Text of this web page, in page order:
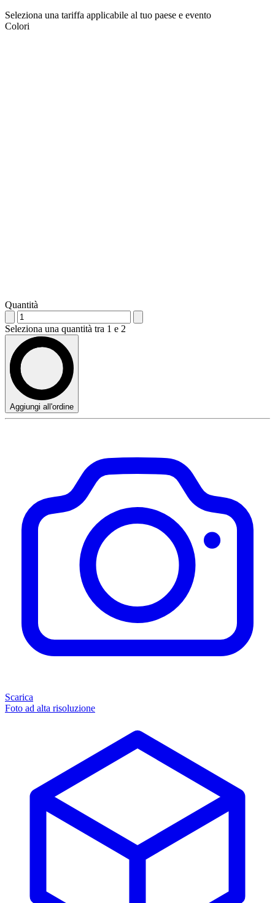
Seleziona una tariffa applicabile al tuo paese e evento
Colori
Quantità
Seleziona una quantità tra 1 e 2
Aggiungi all'ordine
Scarica
Foto ad alta risoluzione